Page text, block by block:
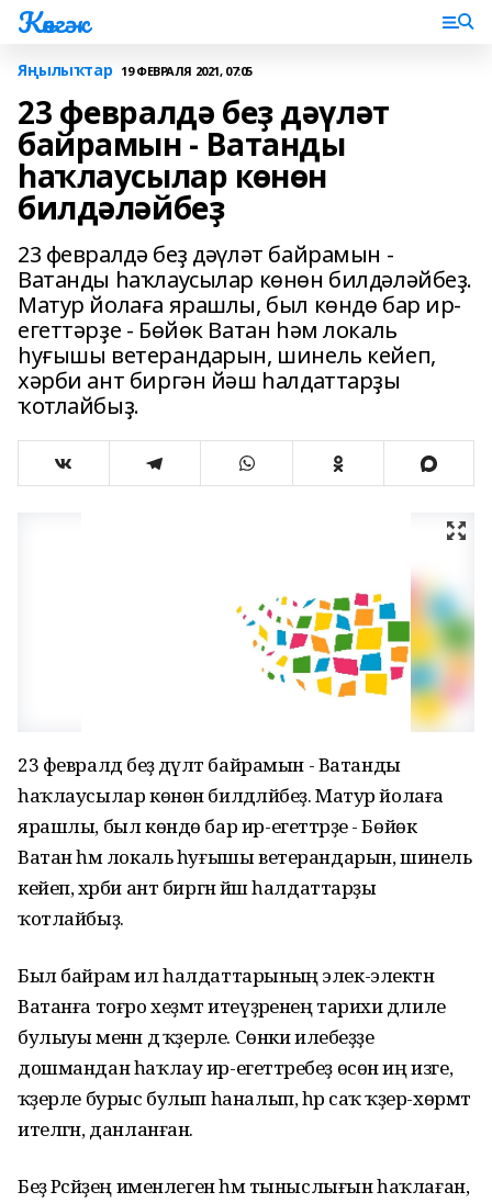
Көнгәк
Яңылыҡтар 19 ФЕВРАЛЯ 2021, 07:05
23 февралдә беҙ дәүләт
байрамын - Ватанды
һаҡлаусылар көнөн
билдәләйбеҙ
23 февралдә беҙ дәүләт байрамын -
Ватанды һаҡлаусылар көнөн билдәләйбеҙ.
Матур йолаға ярашлы, был көндө бар ир-
егеттәрҙе - Бөйөк Ватан һәм локаль
һуғышы ветерандарын, шинель кейеп,
хәрби ант биргән йәш һалдаттарҙы
ҡотлайбыҙ.
23 февралдә беҙ дәүләт байрамын - Ватанды
һаҡлаусылар көнөн билдәләйбеҙ. Матур йолаға
ярашлы, был көндө бар ир-егеттәрҙе - Бөйөк
Ватан һәм локаль һуғышы ветерандарын, шинель
кейеп, хәрби ант биргән йәш һалдаттарҙы
ҡотлайбыҙ.
Был байрам ил һалдаттарының элек-электән
Ватанға тоғро хеҙмәт итеүҙәренең тарихи дәлиле
булыуы менән дә ҡәҙерле. Сөнки илебеҙҙе
дошмандан һаҡлау ир-егеттәребеҙ өсөн иң изге,
ҡәҙерле бурыс булып һаналып, һәр саҡ ҡәҙер-хөрмәт
ителгән, данланған.
Беҙ Рәсәйҙең именлеген һәм тыныслығын һаҡлаған,